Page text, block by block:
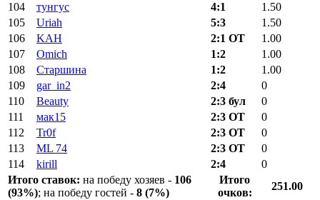
104
тунгус 4:1
1.50
105
Uriah 5:3
1.50
106
KAH 2:1 ОТ
1.00
107
Omich 1:2
1.00
108
Старшина 1:2
1.00
109
gar_in2 2:4
0
110
Beauty 2:3 бул
0
111
мак15 2:3 ОТ
0
112
Tr0f 2:3 ОТ
0
113
ML 74 2:3 ОТ
0
114
kirill 2:4
0
Итого ставок: на победу хозяев - 106
(93%); на победу гостей - 8 (7%)
Итого
очков:
251.00